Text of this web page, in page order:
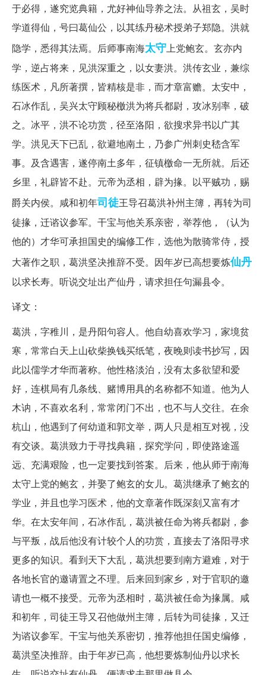
于必得，遂究览典籍，尤好神仙导养之法。从祖玄，吴时
学道得仙，号曰葛仙公，以其练丹秘术授弟子郑隐。洪就
隐学，悉得其法焉。后师事南海太守上党鲍玄。玄亦内
学，逆占将来，见洪深重之，以女妻洪。洪传玄业，兼综
练医术，凡所著撰，皆精核是非，而才章富赡。太安中，
石冰作乱，吴兴太守顾秘檄洪为将兵都尉，攻冰别率，破
之。冰平，洪不论功赏，径至洛阳，欲搜求异书以广其
学。洪见天下已乱，欲避地南土，乃参广州刺史嵇含军
事。及含遇害，遂停南土多年，征镇檄命一无所就。后还
乡里，礼辟皆不赴。元帝为丞相，辟为掾。以平贼功，赐
爵关内侯。咸和初年司徒王导召葛洪补州主簿，再转为司
徒掾，迁谘议参军。干宝与他关系亲密，举荐他，（认为
他的）才华可承担国史的编修工作，选他为散骑常侍，授
大著作之职，葛洪坚决推辞不受。因年岁已高想要炼仙丹
以求长寿。听说交址出产仙丹，请求担任句漏县令。
译文：
葛洪，字稚川，是丹阳句容人。他自幼喜欢学习，家境贫
寒，常常白天上山砍柴换钱买纸笔，夜晚则读书抄写，因
此以儒学才华而著称。他性格淡泊，没有太多欲望和爱
好，连棋局有几条线、赌博用具的名称都不知道。他为人
木讷，不喜欢名利，常常闭门不出，也不与人交往。在余
杭山，他遇到了何幼道和郭文举，两人只是相互对视，没
有交谈。葛洪致力于寻找典籍，探究学问，即使路途遥
远、充满艰险，也一定要找到答案。后来，他从师于南海
太守上党的鲍玄，并娶了鲍玄的女儿。葛洪继承了鲍玄的
学业，并且也学习医术，他的文章著作既深刻又富有才
华。在太安年间，石冰作乱，葛洪被任命为将兵都尉，参
与平叛，战后他没有计较个人的功赏，直接去了洛阳寻求
更多的知识。看到天下大乱，葛洪想要到南方避难，对于
各地长官的邀请置之不理。后来回到家乡，对于官职的邀
请也一概不接受。元帝为丞相时，葛洪被任命为掾属。咸
和初年，司徒王导又召他做州主簿，后转为司徒掾，又迁
为谘议参军。干宝与他关系密切，推荐他担任国史编修，
葛洪坚决推辞。由于年岁已高，他想要炼制仙丹以求长